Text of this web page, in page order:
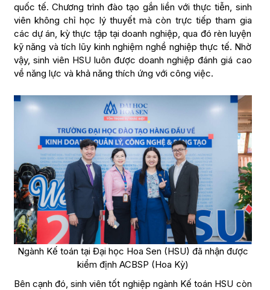
quốc tế. Chương trình đào tạo gắn liền với thực tiễn, sinh
viên không chỉ học lý thuyết mà còn trực tiếp tham gia
các dự án, kỳ thực tập tại doanh nghiệp, qua đó rèn luyện
kỹ năng và tích lũy kinh nghiệm nghề nghiệp thực tế. Nhờ
vậy, sinh viên HSU luôn được doanh nghiệp đánh giá cao
về năng lực và khả năng thích ứng với công việc.
Ngành Kế toán tại Đại học Hoa Sen (HSU) đã nhận được
kiểm định ACBSP (Hoa Kỳ)
Bên cạnh đó, sinh viên tốt nghiệp ngành Kế toán HSU còn